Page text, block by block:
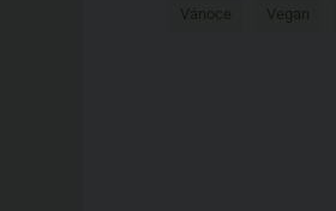
Vánoce Vegan